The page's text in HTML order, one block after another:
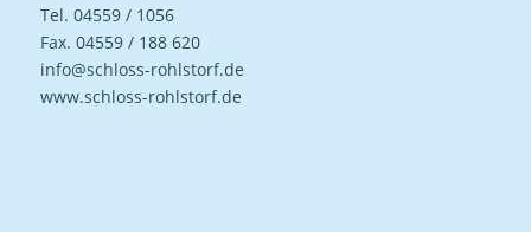
Tel. 04559 / 1056
Fax. 04559 / 188 620
info@schloss-rohlstorf.de
www.schloss-rohlstorf.de